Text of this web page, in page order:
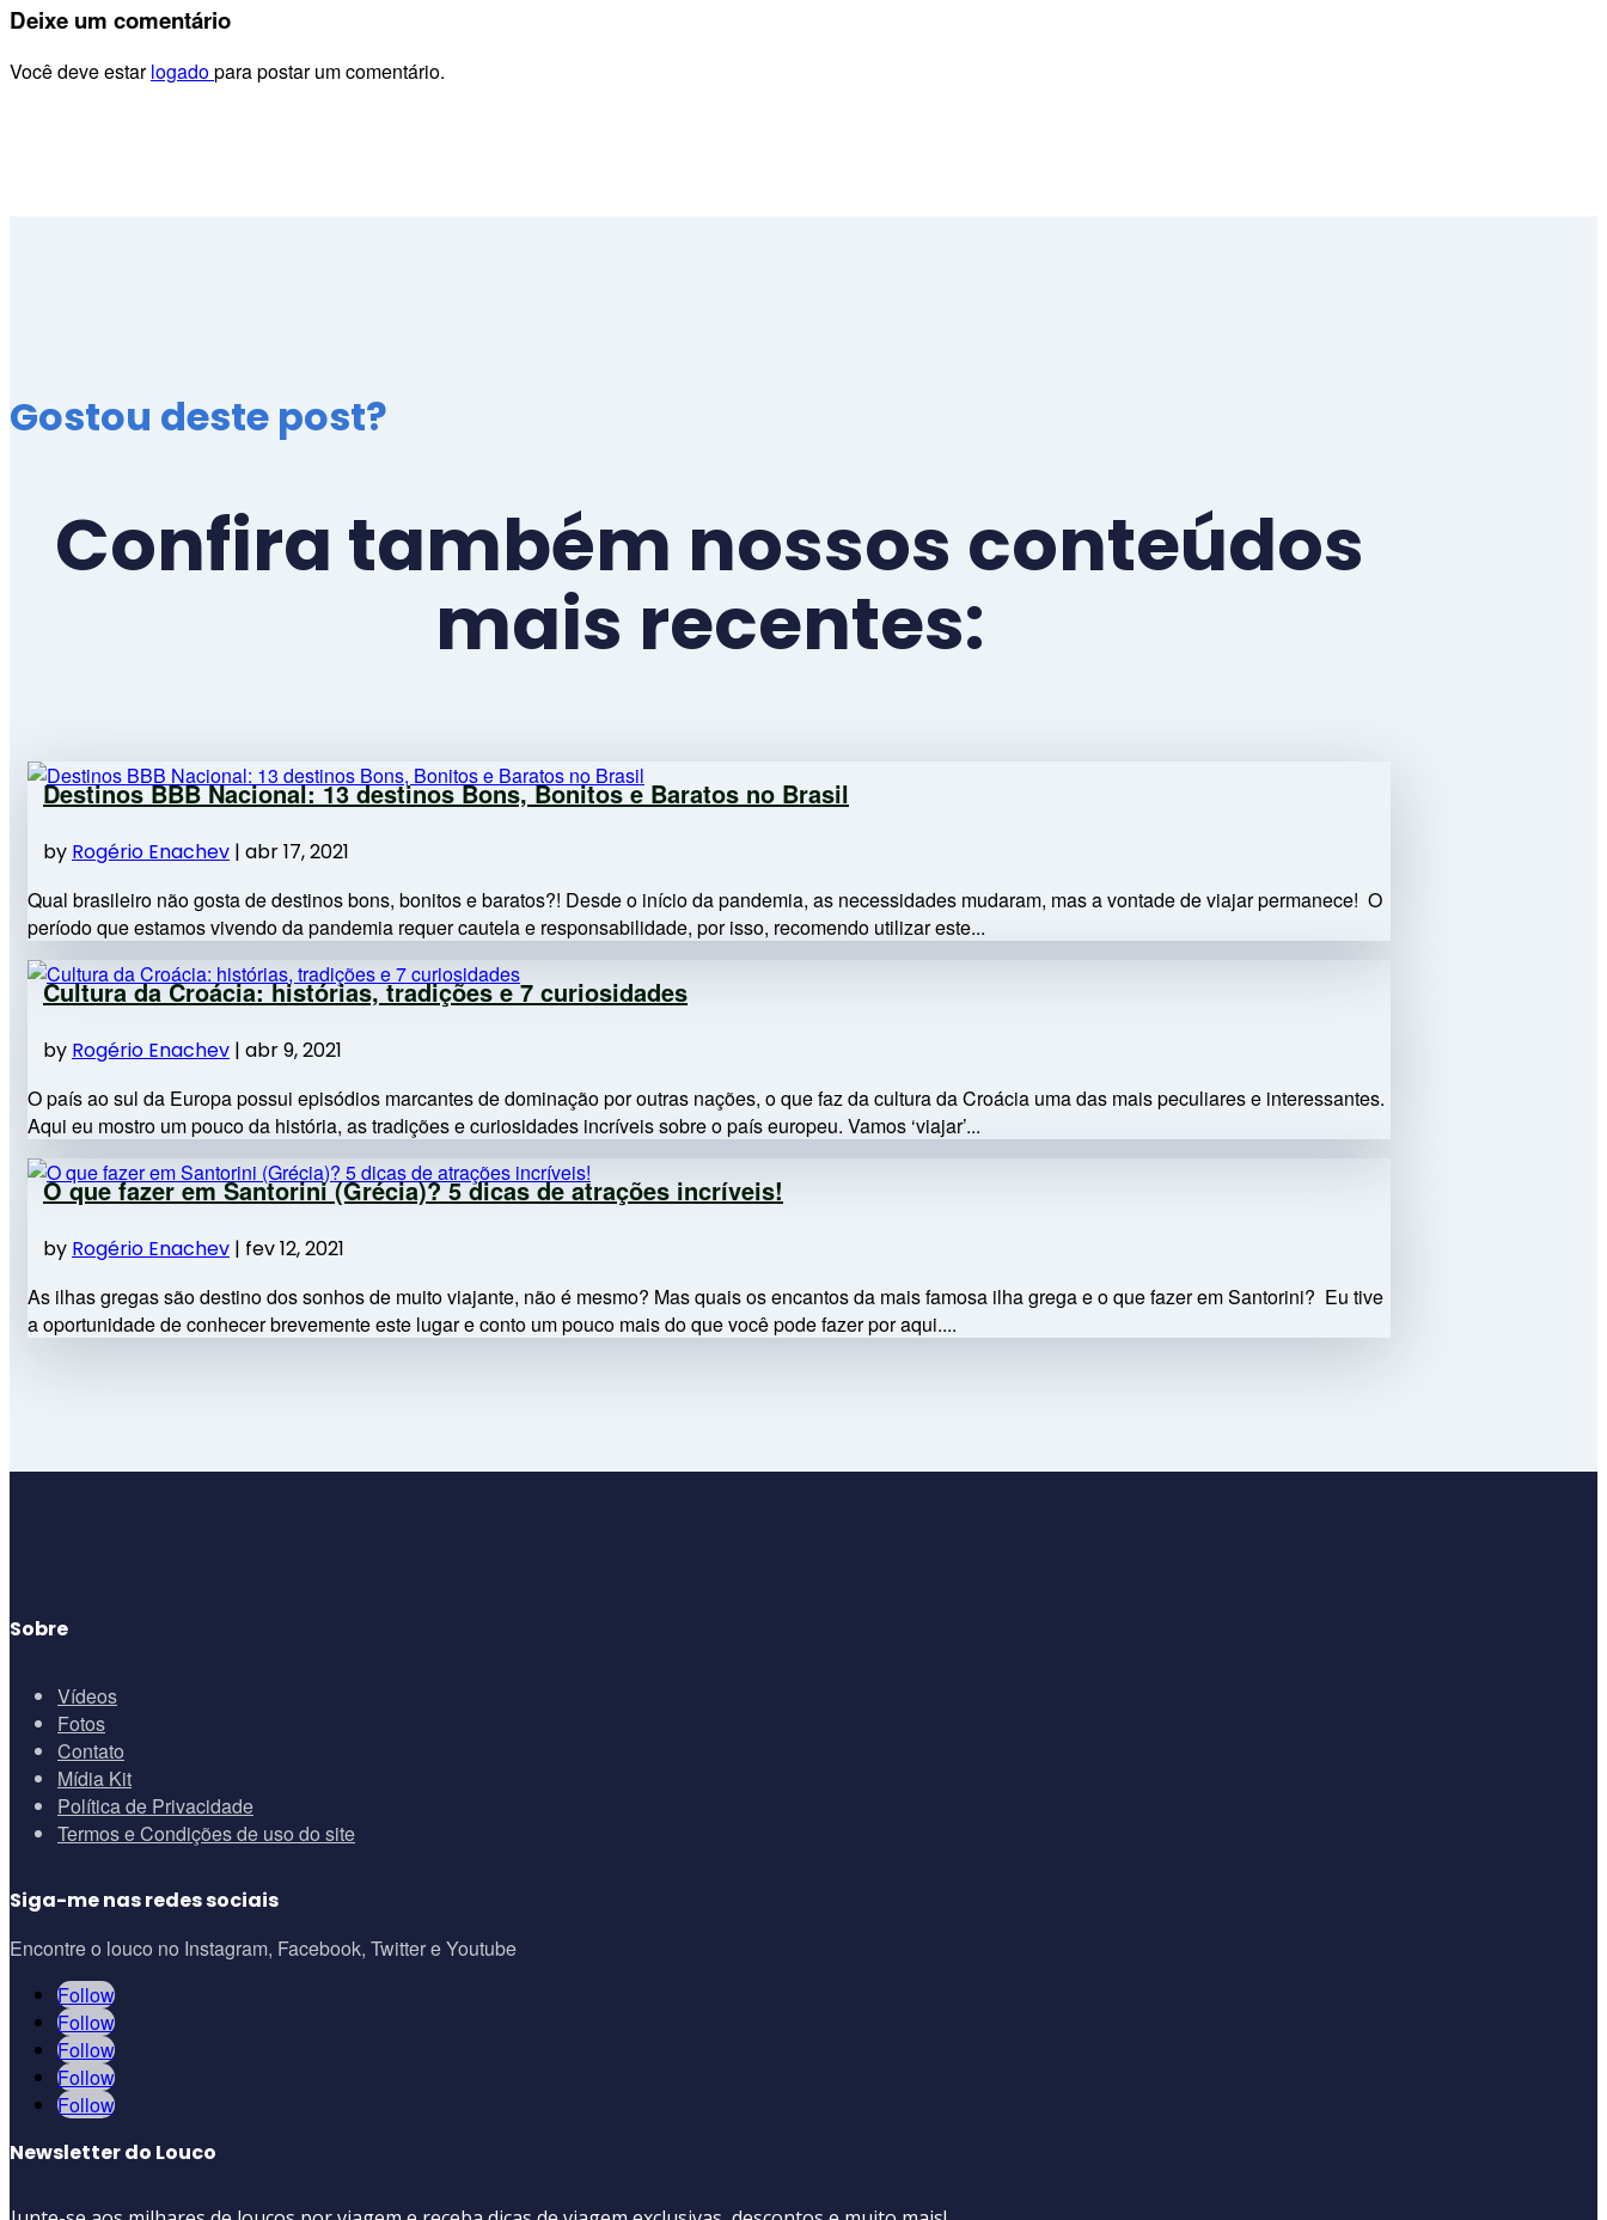
Deixe um comentário
Você deve estarlogadopara postar um comentário.
Gostou deste post?
Confira também nossos conteúdos
mais recentes:
Destinos BBB Nacional: 13 destinos Bons, Bonitos e Baratos no Brasil
by Rogério Enachev | abr 17, 2021
Qual brasileiro não gosta de destinos bons, bonitos e baratos?! Desde o início da pandemia, as necessidades mudaram, mas a vontade de viajar permanece! O
período que estamos vivendo da pandemia requer cautela e responsabilidade, por isso, recomendo utilizar este...
Cultura da Croácia: histórias, tradições e 7 curiosidades
by Rogério Enachev | abr 9, 2021
O país ao sul da Europa possui episódios marcantes de dominação por outras nações, o que faz da cultura da Croácia uma das mais peculiares e interessantes.
Aqui eu mostro um pouco da história, as tradições e curiosidades incríveis sobre o país europeu. Vamos ‘viajar’...
O que fazer em Santorini (Grécia)? 5 dicas de atrações incríveis!
by Rogério Enachev | fev 12, 2021
As ilhas gregas são destino dos sonhos de muito viajante, não é mesmo? Mas quais os encantos da mais famosa ilha grega e o que fazer em Santorini? Eu tive
a oportunidade de conhecer brevemente este lugar e conto um pouco mais do que você pode fazer por aqui....
Sobre
Vídeos
Fotos
Contato
Mídia Kit
Política de Privacidade
Termos e Condições de uso do site
Siga-me nas redes sociais
Encontre o louco no Instagram, Facebook, Twitter e Youtube
Follow
Follow
Follow
Follow
Follow
Newsletter do Louco